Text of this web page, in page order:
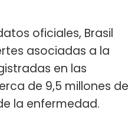
oficiales, Brasil
asociadas a la
en las
de 9,5 millones de
la enfermedad.